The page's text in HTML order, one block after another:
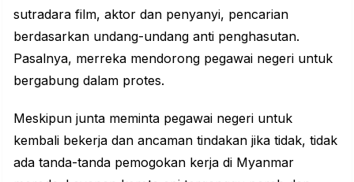
sutradara film, aktor dan penyanyi, pencarian
berdasarkan undang-undang anti penghasutan.
Pasalnya, merreka mendorong pegawai negeri untuk
bergabung dalam protes.
Meskipun junta meminta pegawai negeri untuk
kembali bekerja dan ancaman tindakan jika tidak, tidak
ada tanda-tanda pemogokan kerja di Myanmar